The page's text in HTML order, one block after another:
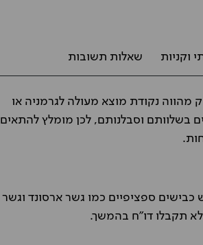
וקניות שאלות תשובות
נקודת מוצא מעולה לגרמניה או
בשלוותם וסבלנותם, לכן מומלץ להתאים
ספציפיים כמו גשר ארסונד וגשר
תקבלו דו"ח בהמשך.